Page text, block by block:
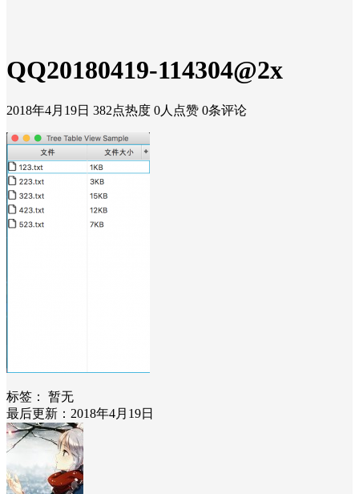
QQ20180419-114304@2x
2018年4月19日 382点热度 0人点赞 0条评论
标签：
暂无
最后更新：2018年4月19日